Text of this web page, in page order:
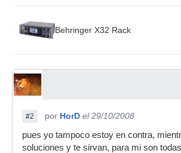
Behringer X32 Rack
#2 por HorD el 29/10/2008
pues yo tampoco estoy en contra,
soluciones y te sirvan, para mi son